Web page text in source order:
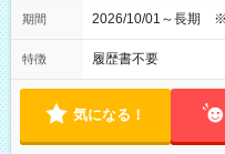
期間 2026/10/01～長期 ※
特徴 履歴書不要
気になる！